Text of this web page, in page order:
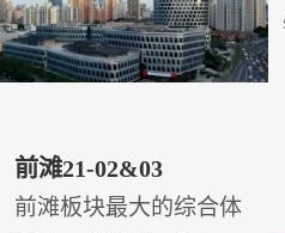
前滩21-02&03
前滩板块最大的综合体